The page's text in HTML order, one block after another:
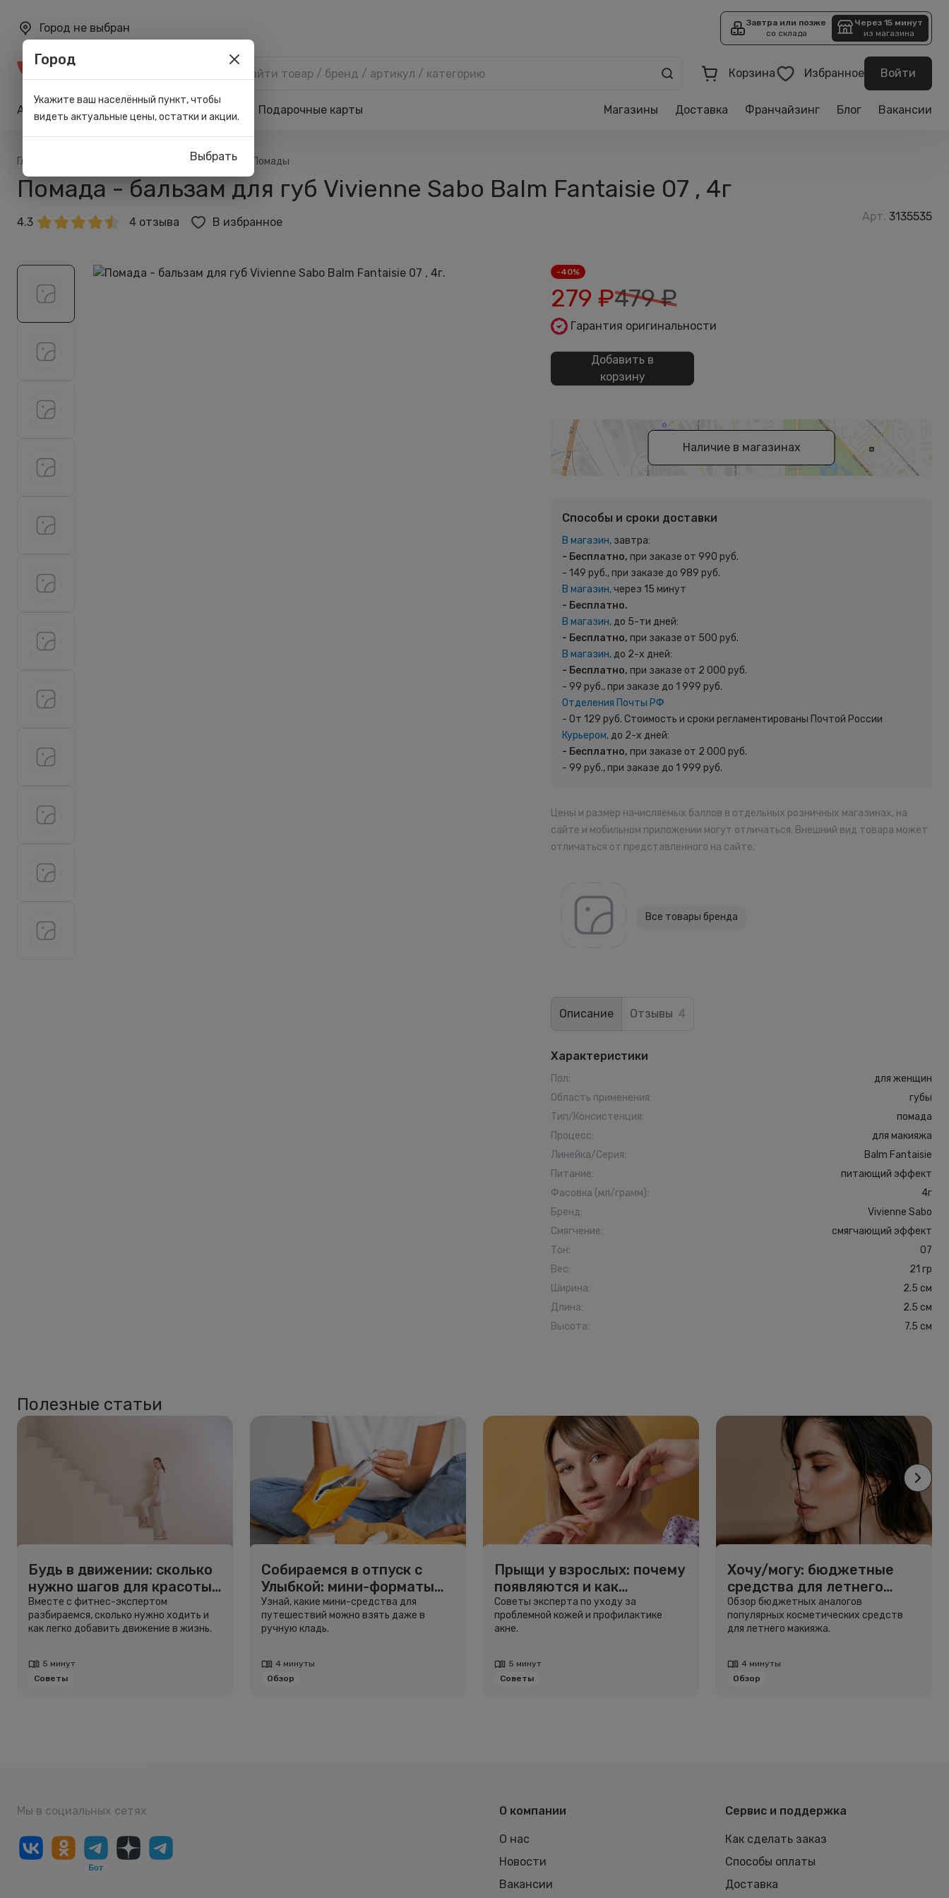
Город не выбран
Завтра или позже
со склада
Через 15 минут
из магазина
Корзина Избранное Войти
Акции Карта лояльности Подарочные карты Магазины Доставка Франчайзинг Блог Вакансии
Главная Для губ Помады
Помада - бальзам для губ Vivienne Sabo Balm Fantaisie 07 , 4г
4.3 4 отзыва В избранное Арт. 3135535
-40%
279 ₽479₽
Гарантия оригинальности
Добавить в
корзину
Наличие в магазинах
Способы и сроки доставки
В магазин, завтра:
- Бесплатно, при заказе от 990 руб.
- 149 руб., при заказе до 989 руб.
В магазин,через 15 минут
- Бесплатно.
В магазин,до 5-ти дней:
- Бесплатно, при заказе от 500 руб.
В магазин,до 2-х дней:
- Бесплатно, при заказе от 2 000 руб.
- 99 руб., при заказе до 1 999 руб.
Отделения Почты РФ
- От 129 руб. Стоимость и сроки регламентированы Почтой России
Курьером,до 2-х дней:
- Бесплатно, при заказе от 2 000 руб.
- 99 руб., при заказе до 1 999 руб.
Цены и размер начисляемых баллов в отдельных розничных магазинах, на
сайте и мобильном приложении могут отличаться. Внешний вид товара может
отличаться от представленного на сайте.
Все товары бренда
Описание Отзывы 4
Характеристики
Пол:
для женщин
Область применения:
губы
Тип/Консистенция:
помада
Процесс:
для макияжа
Линейка/Серия:
Balm Fantaisie
Питание:
питающий эффект
Фасовка (мл/грамм):
4г
Бренд:
Vivienne Sabo
Смягчение:
смягчающий эффект
Тон:
07
Вес:
21 гр
Ширина:
2.5 см
Длина:
2.5 см
Высота: 7.5 см
Полезные статьи
Будь в движении: сколько
нужно шагов для красоты
и здоровья
Вместе с фитнес-экспертом
разбираемся, сколько нужно ходить и
как легко добавить движение в жизнь.
5 минут
Советы
Собираемся в отпуск с
Улыбкой: мини-форматы
для путешествий
Узнай, какие мини-средства для
путешествий можно взять даже в
ручную кладь.
4 минуты
Обзор
Прыщи у взрослых: почему
появляются и как
избавиться
Советы эксперта по уходу за
проблемной кожей и профилактике
акне.
5 минут
Советы
Хочу/могу: бюджетные
средства для летнего
макияжа
Обзор бюджетных аналогов
популярных косметических средств
для летнего макияжа.
4 минуты
Обзор
Мы в социальных сетях О компании
О нас
Новости
Вакансии
Сервис и поддержка
Как сделать заказ
Способы оплаты
Доставка
Город
Укажите ваш населённый пункт, чтобы
видеть актуальные цены, остатки и акции.
Выбрать